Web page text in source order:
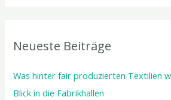
e
n
a
Neueste Beiträge
Was hinter fair produzierten Textilien
Blick in die Fabrikhallen